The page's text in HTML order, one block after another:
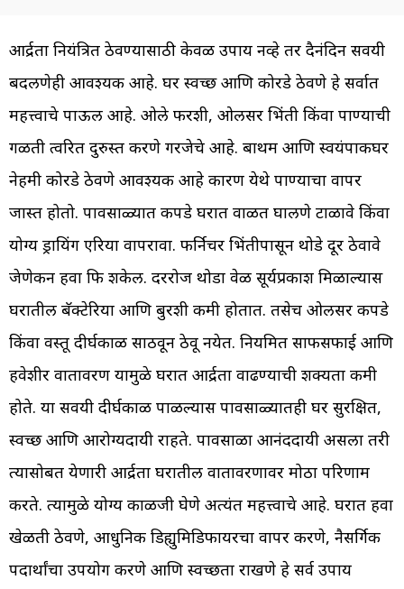
आर्द्रता नियंत्रित ठेवण्यासाठी केवळ उपाय नव्हे तर दैनंदिन सवयी
बदलणेही आवश्यक आहे. घर स्वच्छ आणि कोरडे ठेवणे हे सर्वात
महत्त्वाचे पाऊल आहे. ओले फरशी, ओलसर भिंती किंवा पाण्याची
गळती त्वरित दुरुस्त करणे गरजेचे आहे. बाथरूम आणि स्वयंपाकघर
नेहमी कोरडे ठेवणे आवश्यक आहे कारण येथे पाण्याचा वापर
जास्त होतो. पावसाळ्यात कपडे घरात वाळत घालणे टाळावे किंवा
योग्य ड्रायिंग एरिया वापरावा. फर्निचर भिंतीपासून थोडे दूर ठेवावे
जेणेकरून हवा फिरू शकेल. दररोज थोडा वेळ सूर्यप्रकाश मिळाल्यास
घरातील बॅक्टेरिया आणि बुरशी कमी होतात. तसेच ओलसर कपडे
किंवा वस्तू दीर्घकाळ साठवून ठेवू नयेत. नियमित साफसफाई आणि
हवेशीर वातावरण यामुळे घरात आर्द्रता वाढण्याची शक्यता कमी
होते. या सवयी दीर्घकाळ पाळल्यास पावसाळ्यातही घर सुरक्षित,
स्वच्छ आणि आरोग्यदायी राहते. पावसाळा आनंददायी असला तरी
त्यासोबत येणारी आर्द्रता घरातील वातावरणावर मोठा परिणाम
करते. त्यामुळे योग्य काळजी घेणे अत्यंत महत्त्वाचे आहे. घरात हवा
खेळती ठेवणे, आधुनिक डिह्युमिडिफायरचा वापर करणे, नैसर्गिक
पदार्थांचा उपयोग करणे आणि स्वच्छता राखणे हे सर्व उपाय